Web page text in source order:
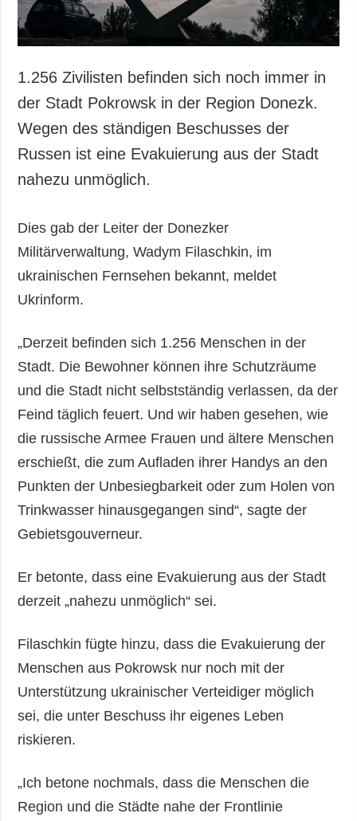
1.256 Zivilisten befinden sich noch immer in
der Stadt Pokrowsk in der Region Donezk.
Wegen des ständigen Beschusses der
Russen ist eine Evakuierung aus der Stadt
nahezu unmöglich.
Dies gab der Leiter der Donezker
Militärverwaltung, Wadym Filaschkin, im
ukrainischen Fernsehen bekannt, meldet
Ukrinform.
„Derzeit befinden sich 1.256 Menschen in der
Stadt. Die Bewohner können ihre Schutzräume
und die Stadt nicht selbstständig verlassen, da der
Feind täglich feuert. Und wir haben gesehen, wie
die russische Armee Frauen und ältere Menschen
erschießt, die zum Aufladen ihrer Handys an den
Punkten der Unbesiegbarkeit oder zum Holen von
Trinkwasser hinausgegangen sind“, sagte der
Gebietsgouverneur.
Er betonte, dass eine Evakuierung aus der Stadt
derzeit „nahezu unmöglich“ sei.
Filaschkin fügte hinzu, dass die Evakuierung der
Menschen aus Pokrowsk nur noch mit der
Unterstützung ukrainischer Verteidiger möglich
sei, die unter Beschuss ihr eigenes Leben
riskieren.
„Ich betone nochmals, dass die Menschen die
Region und die Städte nahe der Frontlinie